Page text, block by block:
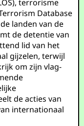
terrorisme
Database
landen van de
de detentie van
lid van het
gijzelen, terwijl
om zijn vlag-
de acties van
internationaal